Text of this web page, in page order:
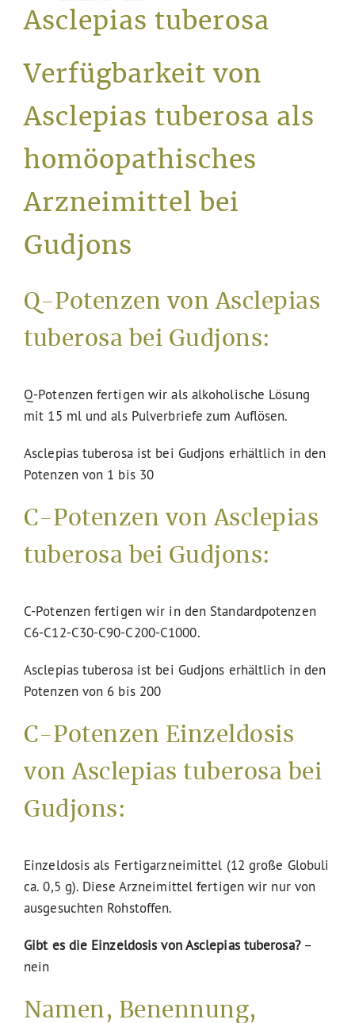
Asclepias tuberosa
Verfügbarkeit von
Asclepias tuberosa als
homöopathisches
Arzneimittel bei
Gudjons
Q-Potenzen von Asclepias
tuberosa bei Gudjons:
Q-Potenzen fertigen wir als alkoholische Lösung
mit 15 ml und als Pulverbriefe zum Auflösen.
Asclepias tuberosa ist bei Gudjons erhältlich in den
Potenzen von 1 bis 30
C-Potenzen von Asclepias
tuberosa bei Gudjons:
C-Potenzen fertigen wir in den Standardpotenzen
C6-C12-C30-C90-C200-C1000.
Asclepias tuberosa ist bei Gudjons erhältlich in den
Potenzen von 6 bis 200
C-Potenzen Einzeldosis
von Asclepias tuberosa bei
Gudjons:
Einzeldosis als Fertigarzneimittel (12 große Globuli
ca. 0,5 g). Diese Arzneimittel fertigen wir nur von
ausgesuchten Rohstoffen.
Gibt es die Einzeldosis von Asclepias tuberosa?–
nein
Namen, Benennung,